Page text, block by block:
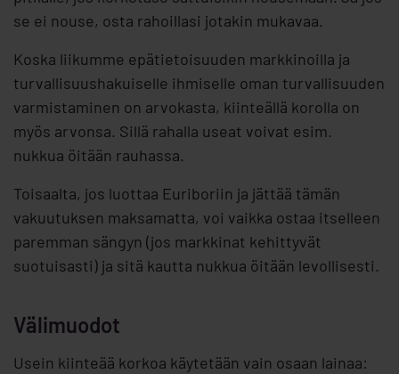
se ei nouse, osta rahoillasi jotakin mukavaa.
Koska liikumme epätietoisuuden markkinoilla ja
turvallisuushakuiselle ihmiselle oman turvallisuuden
varmistaminen on arvokasta, kiinteällä korolla on
myös arvonsa. Sillä rahalla useat voivat esim.
nukkua öitään rauhassa.
Toisaalta, jos luottaa Euriboriin ja jättää tämän
vakuutuksen maksamatta, voi vaikka ostaa itselleen
paremman sängyn (jos markkinat kehittyvät
suotuisasti) ja sitä kautta nukkua öitään levollisesti.
Välimuodot
Usein kiinteää korkoa käytetään vain osaan lainaa: